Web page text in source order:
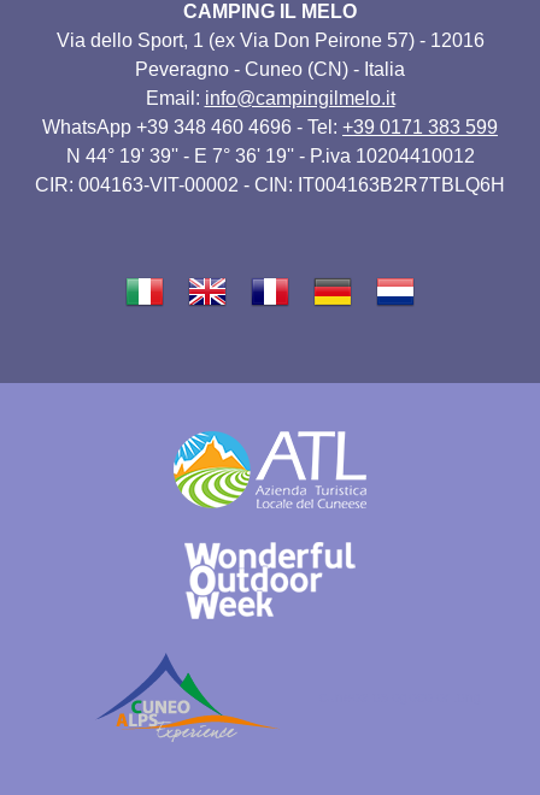
CAMPING IL MELO
Via dello Sport, 1 (ex Via Don Peirone 57) - 12016
Peveragno - Cuneo (CN) - Italia
Email: info@campingilmelo.it
WhatsApp +39 348 460 4696 - Tel: +39 0171 383 599
N 44° 19' 39'' - E 7° 36' 19'' - P.iva 10204410012
CIR: 004163-VIT-00002 - CIN: IT004163B2R7TBLQ6H